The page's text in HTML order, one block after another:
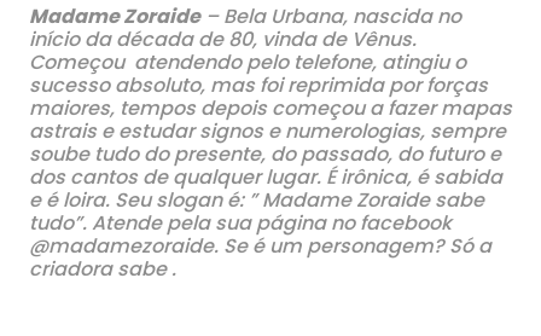
Madame Zoraide– Bela Urbana, nascida no
início da década de 80, vinda de Vênus.
Começou atendendo pelo telefone, atingiu o
sucesso absoluto, mas foi reprimida por forças
maiores, tempos depois começou a fazer mapas
astrais e estudar signos e numerologias, sempre
soube tudo do presente, do passado, do futuro e
dos cantos de qualquer lugar. É irônica, é sabida
e é loira. Seu slogan é: ” Madame Zoraide sabe
tudo”. Atende pela sua página no facebook
@madamezoraide. Se é um personagem? Só a
criadora sabe .